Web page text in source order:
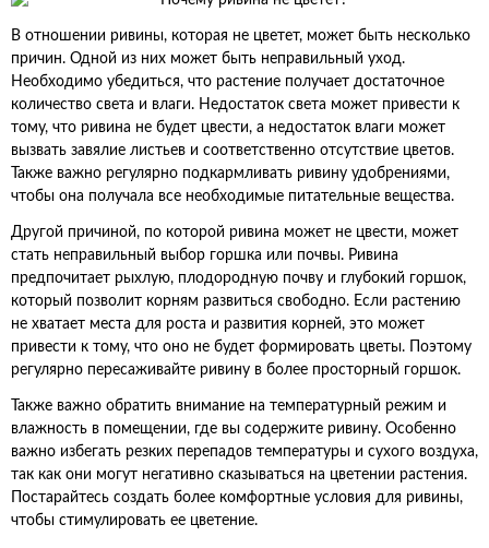
В отношении ривины, которая не цветет, может быть несколько
причин. Одной из них может быть неправильный уход.
Необходимо убедиться, что растение получает достаточное
количество света и влаги. Недостаток света может привести к
тому, что ривина не будет цвести, а недостаток влаги может
вызвать завялие листьев и соответственно отсутствие цветов.
Также важно регулярно подкармливать ривину удобрениями,
чтобы она получала все необходимые питательные вещества.
Другой причиной, по которой ривина может не цвести, может
стать неправильный выбор горшка или почвы. Ривина
предпочитает рыхлую, плодородную почву и глубокий горшок,
который позволит корням развиться свободно. Если растению
не хватает места для роста и развития корней, это может
привести к тому, что оно не будет формировать цветы. Поэтому
регулярно пересаживайте ривину в более просторный горшок.
Также важно обратить внимание на температурный режим и
влажность в помещении, где вы содержите ривину. Особенно
важно избегать резких перепадов температуры и сухого воздуха,
так как они могут негативно сказываться на цветении растения.
Постарайтесь создать более комфортные условия для ривины,
чтобы стимулировать ее цветение.